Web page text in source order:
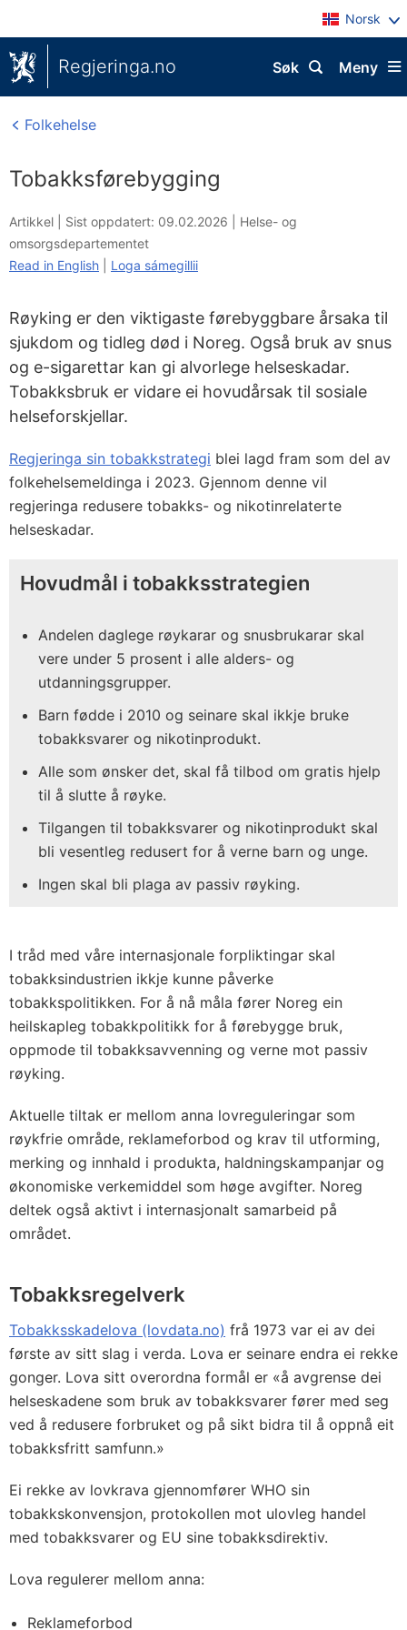
Norsk
Regjeringa.no Meny
Søk
Folkehelse
Tobakksførebygging
Artikkel | Sist oppdatert: 09.02.2026
Helse- og
omsorgsdepartementet
Read in English
Loga sámegillii
Røyking er den viktigaste førebyggbare årsaka til
sjukdom og tidleg død i Noreg. Også bruk av snus
og e-sigarettar kan gi alvorlege helseskadar.
Tobakksbruk er vidare ei hovudårsak til sosiale
helseforskjellar.
Regjeringa sin tobakkstrategi blei lagd fram som del av
folkehelsemeldinga i 2023. Gjennom denne vil
regjeringa redusere tobakks- og nikotinrelaterte
helseskadar.
Hovudmål i tobakksstrategien
Andelen daglege røykarar og snusbrukarar skal
vere under 5 prosent i alle alders- og
utdanningsgrupper.
Barn fødde i 2010 og seinare skal ikkje bruke
tobakksvarer og nikotinprodukt.
Alle som ønsker det, skal få tilbod om gratis hjelp
til å slutte å røyke.
Tilgangen til tobakksvarer og nikotinprodukt skal
bli vesentleg redusert for å verne barn og unge.
Ingen skal bli plaga av passiv røyking.
I tråd med våre internasjonale forpliktingar skal
tobakksindustrien ikkje kunne påverke
tobakkspolitikken. For å nå måla fører Noreg ein
heilskapleg tobakkpolitikk for å førebygge bruk,
oppmode til tobakksavvenning og verne mot passiv
røyking.
Aktuelle tiltak er mellom anna lovreguleringar som
røykfrie område, reklameforbod og krav til utforming,
merking og innhald i produkta, haldningskampanjar og
økonomiske verkemiddel som høge avgifter. Noreg
deltek også aktivt i internasjonalt samarbeid på
området.
Tobakksregelverk
Tobakksskadelova (lovdata.no) frå 1973 var ei av dei
første av sitt slag i verda. Lova er seinare endra ei rekke
gonger. Lova sitt overordna formål er «å avgrense dei
helseskadene som bruk av tobakksvarer fører med seg
ved å redusere forbruket og på sikt bidra til å oppnå eit
tobakksfritt samfunn.»
Ei rekke av lovkrava gjennomfører WHO sin
tobakkskonvensjon, protokollen mot ulovleg handel
med tobakksvarer og EU sine tobakksdirektiv.
Lova regulerer mellom anna:
Reklameforbod